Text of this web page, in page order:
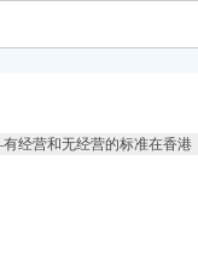
经营和无经营的标准在香港